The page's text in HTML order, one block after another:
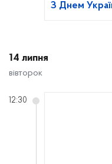
З Днем
14 липня
вівторок
12:30